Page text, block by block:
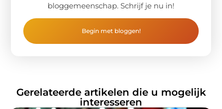
bloggemeenschap. Schrijf je nu in!
Begin met bloggen!
Gerelateerde artikelen die u mogelijk
interesseren